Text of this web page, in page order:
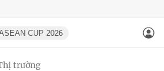
CUP 2026
trường